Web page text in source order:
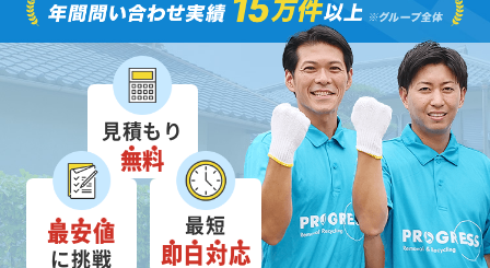
見積もり
無料
最安値
に挑戦
最短
即日対応